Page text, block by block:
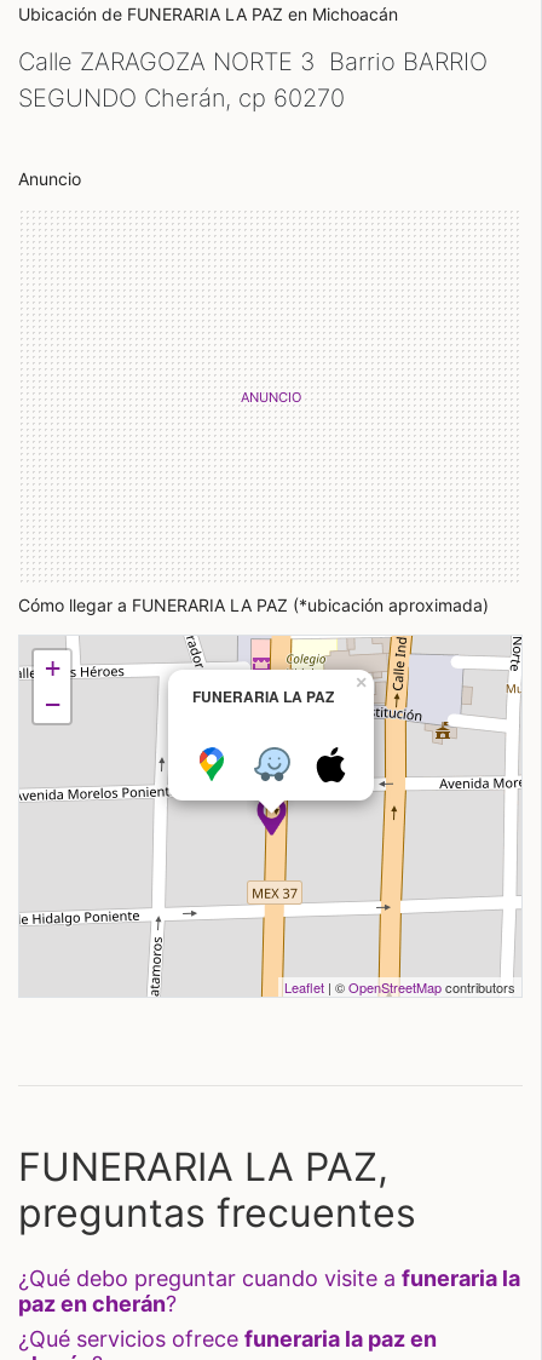
Ubicación de FUNERARIA LA PAZ en Michoacán
Calle ZARAGOZA NORTE 3 Barrio BARRIO
SEGUNDO Cherán, cp 60270
Anuncio
Cómo llegar a FUNERARIA LA PAZ (*ubicación aproximada)
FUNERARIA LA PAZ
×
+
−
Leaflet | ©OpenStreetMapcontributors
FUNERARIA LA PAZ,
preguntas frecuentes
¿qué debo preguntar cuando visite a funeraria la
paz en cherán?
¿qué servicios ofrece funeraria la paz en